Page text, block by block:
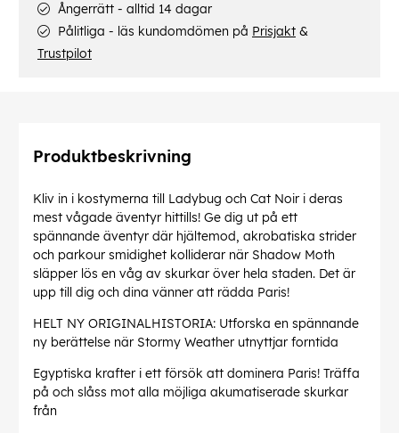
Ångerrätt - alltid 14 dagar
Pålitliga - läs kundomdömen på Prisjakt &
Trustpilot
Produktbeskrivning
Kliv in i kostymerna till Ladybug och Cat Noir i deras
mest vågade äventyr hittills! Ge dig ut på ett
spännande äventyr där hjältemod, akrobatiska strider
och parkour smidighet kolliderar när Shadow Moth
släpper lös en våg av skurkar över hela staden. Det är
upp till dig och dina vänner att rädda Paris!
HELT NY ORIGINALHISTORIA: Utforska en spännande
ny berättelse när Stormy Weather utnyttjar forntida
Egyptiska krafter i ett försök att dominera Paris! Träffa
på och slåss mot alla möjliga akumatiserade skurkar
från